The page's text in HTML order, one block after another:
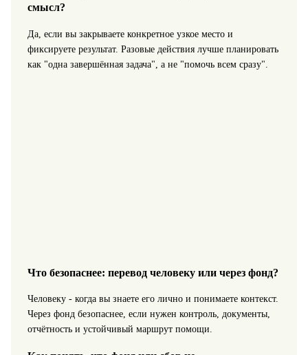
смысл?
Да, если вы закрываете конкретное узкое место и
фиксируете результат. Разовые действия лучше планировать
как "одна завершённая задача", а не "помочь всем сразу".
Что безопаснее: перевод человеку или через фонд?
Человеку - когда вы знаете его лично и понимаете контекст.
Через фонд безопаснее, если нужен контроль, документы,
отчётность и устойчивый маршрут помощи.